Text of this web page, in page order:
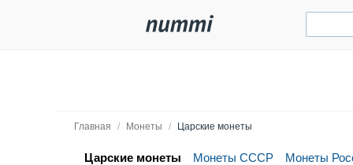
Главная / Монеты / Царские монеты
Царские монеты Монеты СССР Монеты